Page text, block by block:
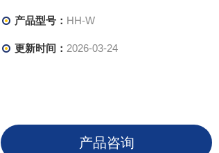
产品型号： HH-W
更新时间： 2026-03-24
产品咨询